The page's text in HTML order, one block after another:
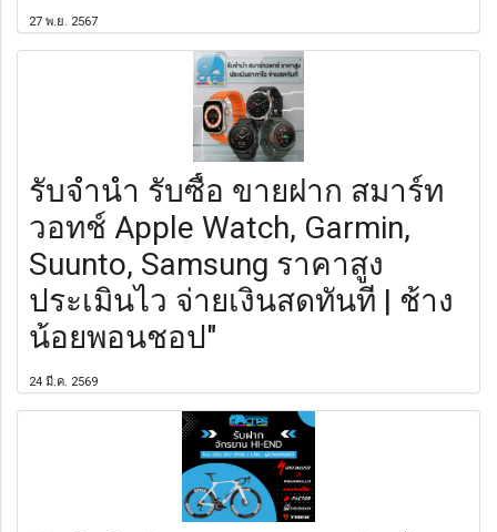
27 พ.ย. 2567
รับจำนำ รับซื้อ ขายฝาก สมาร์ท
วอทช์ Apple Watch, Garmin,
Suunto, Samsung ราคาสูง
ประเมินไว จ่ายเงินสดทันที | ช้าง
น้อยพอนชอป"
24 มี.ค. 2569